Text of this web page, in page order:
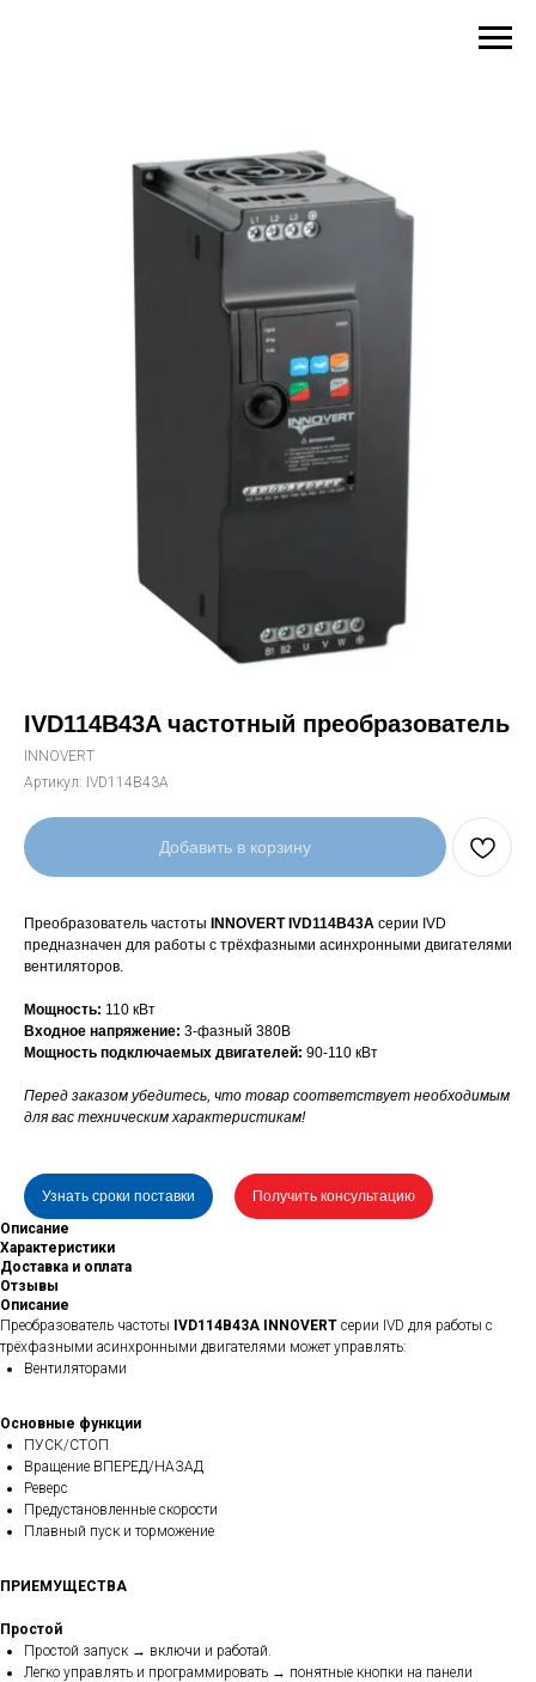
IVD114B43A частотный преобразователь
INNOVERT
Артикул: IVD114B43A
Добавить в корзину
Преобразователь частоты INNOVERT IVD114B43A серии IVD
предназначен для работы с трёхфазными асинхронными двигателями
вентиляторов.
Мощность: 110 кВт
Входное напряжение: 3-фазный 380В
Мощность подключаемых двигателей: 90-110 кВт
Перед заказом убедитесь, что товар соответствует необходимым
для вас техническим характеристикам!
Узнать сроки поставки
Получить консультацию
Описание
Характеристики
Доставка и оплата
Отзывы
Описание
Преобразователь частоты IVD114B43A INNOVERT серии IVD для работы с
трёхфазными асинхронными двигателями может управлять:
Вентиляторами
Основные функции
ПУСК/СТОП
Вращение ВПЕРЕД/НАЗАД
Реверс
Предустановленные скорости
Плавный пуск и торможение
ПРИЕМУЩЕСТВА
Простой
Простой запуск → включи и работай.
Легко управлять и программировать → понятные кнопки на панели